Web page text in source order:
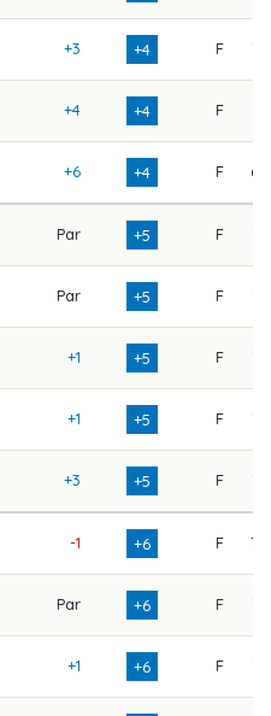
+3 +4 F 72
+4 +4 F
+6 +4 F 69
Par +5 F 76
Par +5 F 76
+1 +5 F 75
+1 +5 F 75
+3 +5 F 73
-1 +6 F 78
Par +6 F 77
+1 +6 F 76